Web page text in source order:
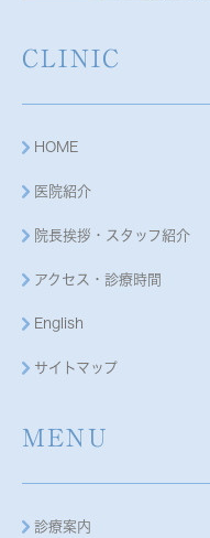
CLINIC
HOME
医院紹介
院長挨拶・スタッフ紹介
アクセス・診療時間
English
サイトマップ
MENU
診療案内